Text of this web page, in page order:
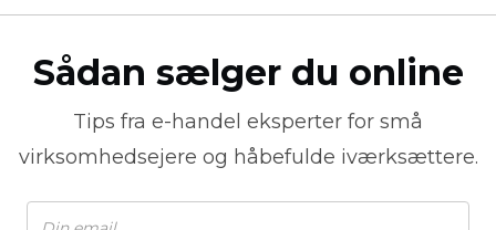
Sådan sælger du online
Tips fra e-handel eksperter for små
virksomhedsejere og håbefulde iværksættere.